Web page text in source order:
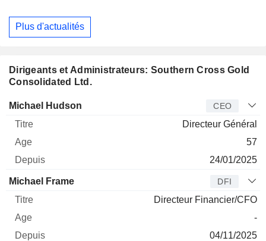
Plus d'actualités
Dirigeants et Administrateurs: Southern Cross Gold
Consolidated Ltd.
Dirigeant Titre Age
Michael Hudson CEO
Directeur Général
57
24/01/2025
Michael Frame DFI
Directeur Financier/CFO
-
04/11/2025